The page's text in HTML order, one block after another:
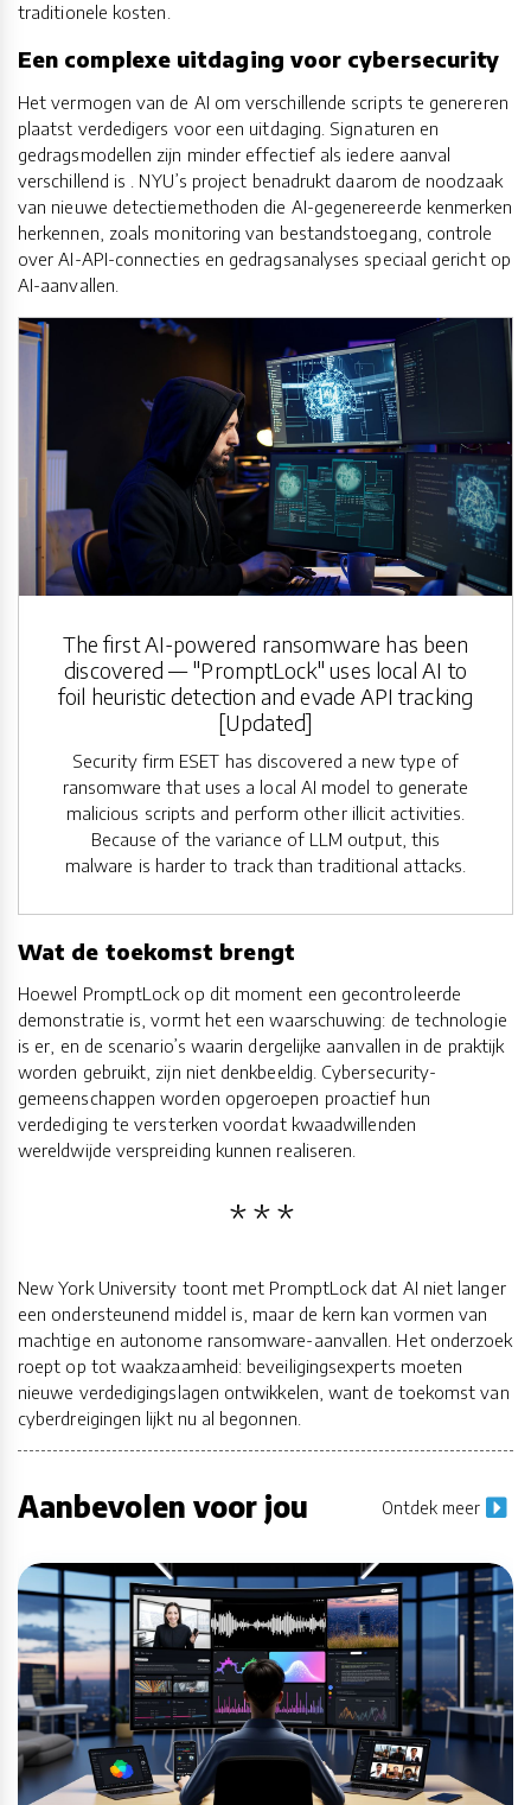
traditionele kosten.
Een complexe uitdaging voor cybersecurity
Het vermogen van de AI om verschillende scripts te genereren
plaatst verdedigers voor een uitdaging. Signaturen en
gedragsmodellen zijn minder effectief als iedere aanval
verschillend is . NYU’s project benadrukt daarom de noodzaak
van nieuwe detectiemethoden die AI-gegenereerde kenmerken
herkennen, zoals monitoring van bestandstoegang, controle
over AI-API-connecties en gedragsanalyses speciaal gericht op
AI-aanvallen.
The first AI-powered ransomware has been
discovered — "PromptLock" uses local AI to
foil heuristic detection and evade API tracking
[Updated]
Security firm ESET has discovered a new type of
ransomware that uses a local AI model to generate
malicious scripts and perform other illicit activities.
Because of the variance of LLM output, this
malware is harder to track than traditional attacks.
Wat de toekomst brengt
Hoewel PromptLock op dit moment een gecontroleerde
demonstratie is, vormt het een waarschuwing: de technologie
is er, en de scenario’s waarin dergelijke aanvallen in de praktijk
worden gebruikt, zijn niet denkbeeldig. Cybersecurity-
gemeenschappen worden opgeroepen proactief hun
verdediging te versterken voordat kwaadwillenden
wereldwijde verspreiding kunnen realiseren.
New York University toont met PromptLock dat AI niet langer
een ondersteunend middel is, maar de kern kan vormen van
machtige en autonome ransomware-aanvallen. Het onderzoek
roept op tot waakzaamheid: beveiligingsexperts moeten
nieuwe verdedigingslagen ontwikkelen, want de toekomst van
cyberdreigingen lijkt nu al begonnen.
Aanbevolen voor jou Ontdek meer